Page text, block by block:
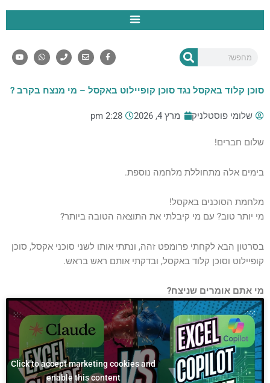
visibility_off השבת את ההבזקים
settings צבע רקע
zoom_out זום (הקטנה)
זום (הגדלה)
add_circle_outline הגדלת גופן
גופן קריא
brightness_high ניגודיות בהירה
format_underlined הוסף קו תחתון לקישורים
לאפס
את
כל
האפשרויות
cached
חיפוש
F
a
c
o
o
f
E
n
v
P
h
o
W
h
a
a
p
Y
o
u
b
e
סוכן קלוד באקסל נגד סוכן קופיילוט באקסל – מי מנצח בקרב ?
שלומי פוסטלניק מרץ 4, 2026 2:28 pm
שלום חברים!
בימים אלה מתחוללת מלחמה נוספת.
מלחמת הסוכנים באקסל!
מי יותר טוב? עם מי קיבלתי את התוצאה הטובה ביותר?
בסרטון הבא לקחתי פרומפט זהה, ונתתי אותו לשני סוכני אקסל, סוכן
קופיילוט וסוכן קלוד באקסל, ובדקתי אותם ראש בראש.
מי אתם אומרים שניצח?
Click to accept marketing cookies and
enable this content